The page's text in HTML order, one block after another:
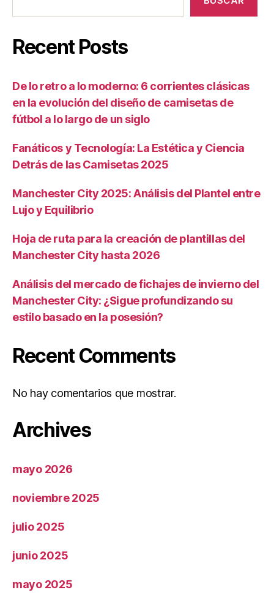
Recent Posts
De lo retro a lo moderno: 6 corrientes clásicas
en la evolución del diseño de camisetas de
fútbol a lo largo de un siglo
Fanáticos y Tecnología: La Estética y Ciencia
Detrás de las Camisetas 2025
Manchester City 2025: Análisis del Plantel entre
Lujo y Equilibrio
Hoja de ruta para la creación de plantillas del
Manchester City hasta 2026
Análisis del mercado de fichajes de invierno del
Manchester City: ¿Sigue profundizando su
estilo basado en la posesión?
Recent Comments
No hay comentarios que mostrar.
Archives
mayo 2026
noviembre 2025
julio 2025
junio 2025
mayo 2025